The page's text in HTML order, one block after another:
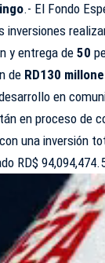
.- El Fondo
inversiones
y entrega de50
de RD130
en
en proceso de
con una inversión
RD$